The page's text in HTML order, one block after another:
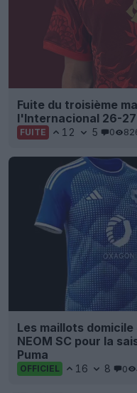
Fuite du troisième
l'Internacional 26-27
FUITE 12 5 0
Les maillots
NEOM SC pour la
Puma
OFFICIEL 16 8 0